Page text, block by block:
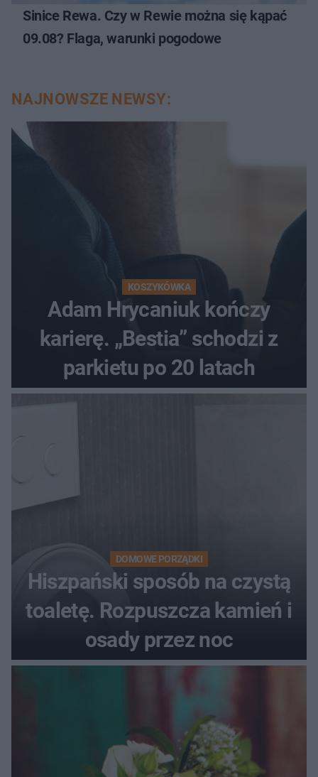
Sinice Rewa. Czy w Rewie można się kąpać
09.08? Flaga, warunki pogodowe
NAJNOWSZE NEWSY:
KOSZYKÓWKA
Adam Hrycaniuk kończy
karierę. „Bestia” schodzi z
parkietu po 20 latach
DOMOWE PORZĄDKI
Hiszpański sposób na czystą
toaletę. Rozpuszcza kamień i
osady przez noc